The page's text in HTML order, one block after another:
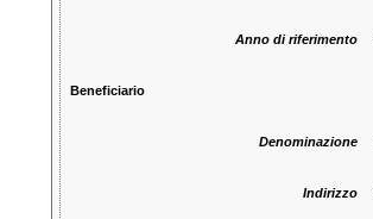
Anno di riferimento
Beneficiario
Denominazione
Indirizzo